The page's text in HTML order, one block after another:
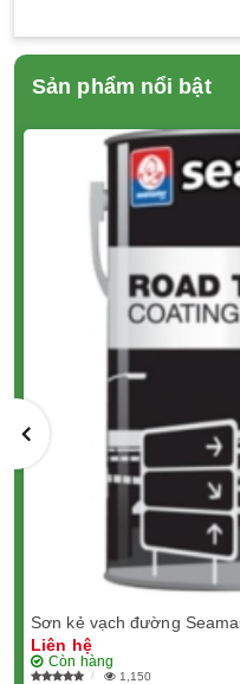
Sản phẩm nổi bật
Sơn kẻ vạch đường
Liên hệ
Còn hàng
1,150